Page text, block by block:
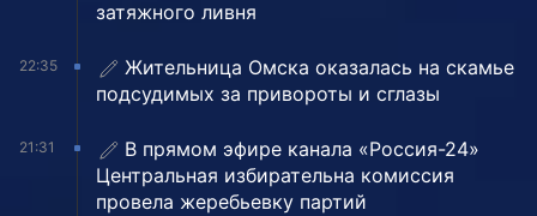
затяжного ливня
22:35
Жительница Омска оказалась на скамье
подсудимых за привороты и сглазы
21:31
В прямом эфире канала «Россия-24»
Центральная избирательна комиссия
провела жеребьевку партий